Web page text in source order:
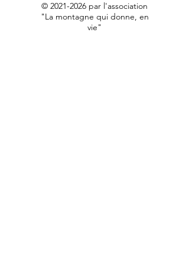
© 2021-2026 par l'association
"La montagne qui donne, en
vie"